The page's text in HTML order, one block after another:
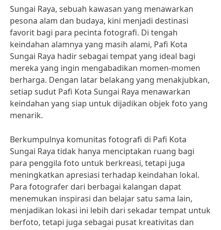
Sungai Raya, sebuah kawasan yang menawarkan
pesona alam dan budaya, kini menjadi destinasi
favorit bagi para pecinta fotografi. Di tengah
keindahan alamnya yang masih alami, Pafi Kota
Sungai Raya hadir sebagai tempat yang ideal bagi
mereka yang ingin mengabadikan momen-momen
berharga. Dengan latar belakang yang menakjubkan,
setiap sudut Pafi Kota Sungai Raya menawarkan
keindahan yang siap untuk dijadikan objek foto yang
menarik.
Berkumpulnya komunitas fotografi di Pafi Kota
Sungai Raya tidak hanya menciptakan ruang bagi
para penggila foto untuk berkreasi, tetapi juga
meningkatkan apresiasi terhadap keindahan lokal.
Para fotografer dari berbagai kalangan dapat
menemukan inspirasi dan belajar satu sama lain,
menjadikan lokasi ini lebih dari sekadar tempat untuk
berfoto, tetapi juga sebagai pusat kreativitas dan